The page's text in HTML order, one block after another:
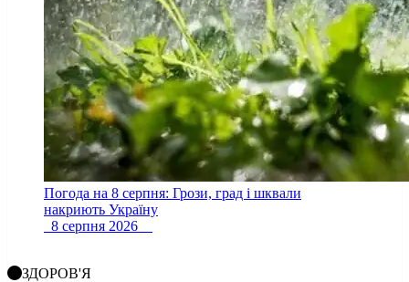
Погода на 8 серпня: Грози, град і шквали
накриють Україну
8 серпня 2026
ЗДОРОВ'Я